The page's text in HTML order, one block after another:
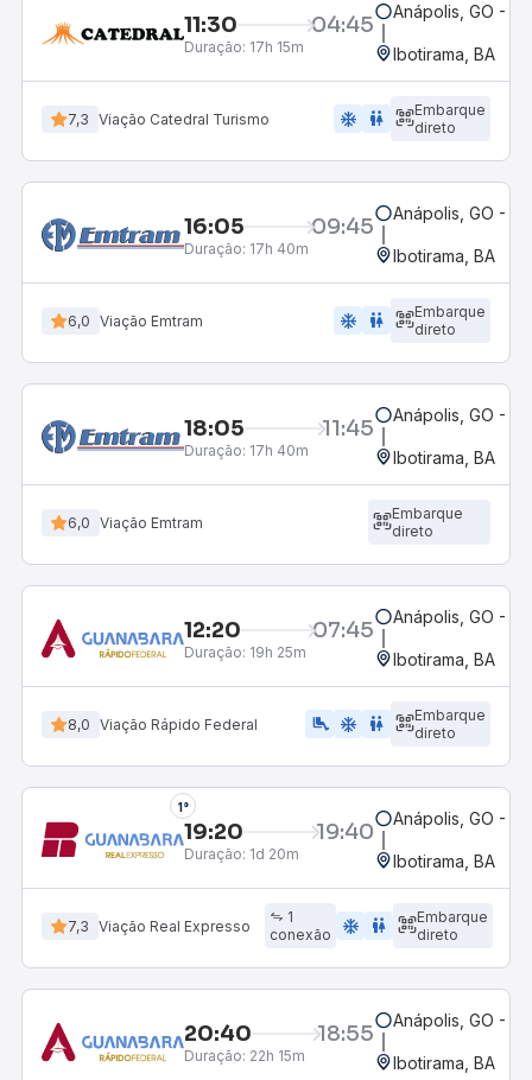
11:30 04:45
Duração: 17h 15m
Anápolis, GO -
Ibotirama, BA
7,3 Viação Catedral Turismo ac_unit wc
Embarque
direto
16:05 09:45
Duração: 17h 40m
Anápolis, GO -
Ibotirama, BA
6,0 Viação Emtram ac_unit wc
Embarque
direto
18:05 11:45
Duração: 17h 40m
Anápolis, GO -
Ibotirama, BA
6,0 Viação Emtram
Embarque
direto
12:20 07:45
Duração: 19h 25m
Anápolis, GO -
Ibotirama, BA
8,0 Viação Rápido Federal airline_seat_legroom_extra ac_unit WC
Embarque
direto
1°
19:20 19:40
Duração: 1d 20m
Anápolis, GO -
Ibotirama, BA
7,3 Viação Real Expresso
1
conexão
ac_unit wc
Embarque
direto
20:40 18:55
Duração: 22h 15m
Anápolis, GO -
Ibotirama, BA